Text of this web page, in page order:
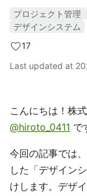
プロジェクト管理
デザインシステム
17
Last updated at
こんにちは！株
@hiroto_0411 で
今回の記事では
した「デザイン
けします。デザ